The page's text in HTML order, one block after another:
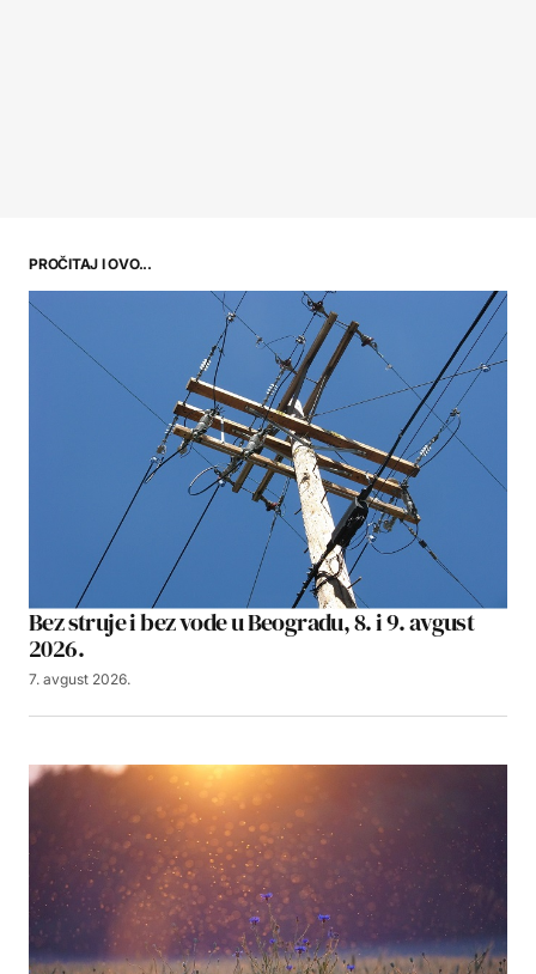
PROČITAJ I OVO...
Bez struje i bez vode u Beogradu, 8. i 9. avgust
2026.
7. avgust 2026.